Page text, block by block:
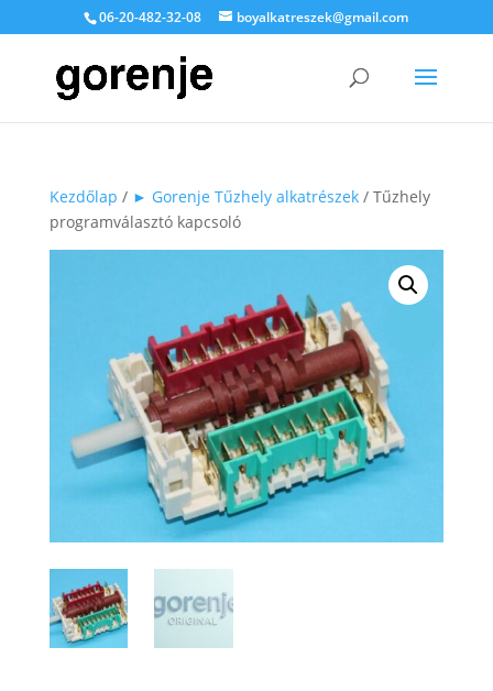
06-20-482-32-08 boyalkatreszek@gmail.com
Kezdőlap / ► Gorenje Tűzhely alkatrészek/ Tűzhely
programválasztó kapcsoló